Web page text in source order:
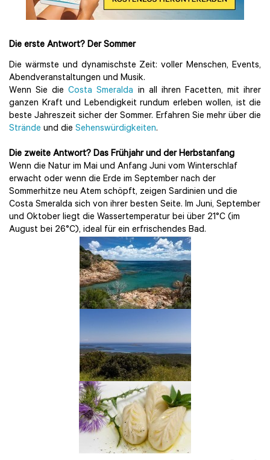
Die erste Antwort? Der Sommer
Die wärmste und dynamischste Zeit: voller Menschen, Events,
Abendveranstaltungen und Musik.
Wenn Sie dieCosta Smeralda in all ihren Facetten, mit ihrer
ganzen Kraft und Lebendigkeit rundum erleben wollen, ist die
beste Jahreszeit sicher der Sommer. Erfahren Sie mehr über die
Strände und die Sehenswürdigkeiten.
Die zweite Antwort? Das Frühjahr und der Herbstanfang
Wenn die Natur im Mai und Anfang Juni vom Winterschlaf
erwacht oder wenn die Erde im September nach der
Sommerhitze neu Atem schöpft, zeigen Sardinien und die
Costa Smeralda sich von ihrer besten Seite. Im Juni, September
und Oktober liegt die Wassertemperatur bei über 21°C (im
August bei 26°C), ideal für ein erfrischendes Bad.